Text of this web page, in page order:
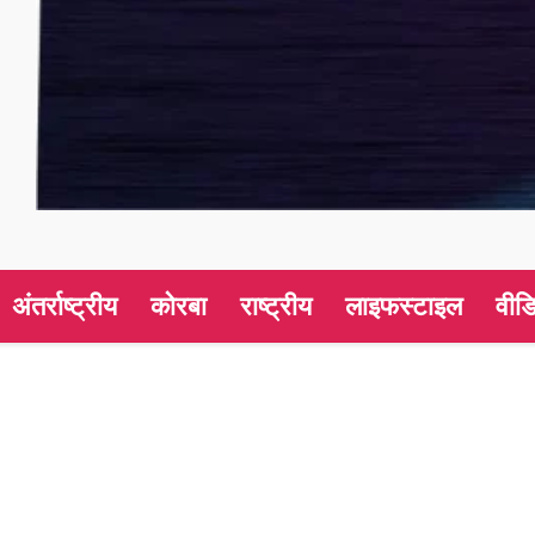
अंतर्राष्ट्रीय कोरबा राष्ट्रीय लाइफस्टाइल